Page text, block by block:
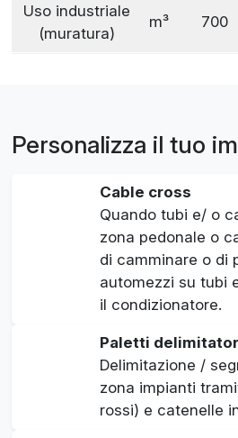
Uso industriale
(muratura)
m³ 700
Personalizza il tuo
Cable cross
Quando tubi e/ o
zona pedonale o
di camminare o di
automezzi su tubi
il condizionatore.
Paletti
Delimitazione /
zona impianti
rossi) e catenelle